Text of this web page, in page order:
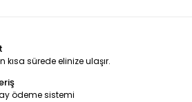
kısa sürede elinize ulaşır.
ödeme sistemi